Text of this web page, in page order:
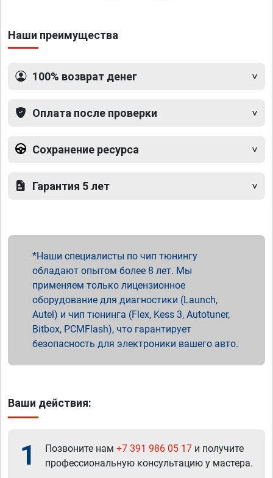
Наши преимущества
100% возврат денег
Оплата после проверки
Сохранение ресурса
Гарантия 5 лет
Наши специалисты по чип тюнингу
обладают опытом более 8 лет. Мы
применяем только лицензионное
оборудование для диагностики (Launch,
Autel) и чип тюнинга (Flex, Kess 3, Autotuner,
Bitbox, PCMFlash), что гарантирует
безопасность для электроники вашего авто.
Ваши действия:
1 Позвоните нам +7 391 986 05 17 и получите
профессиональную консультацию у мастера.